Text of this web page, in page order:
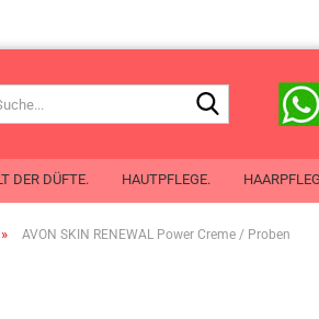
DER DÜFTE. HAUTPFLEGE.
» AVON SKIN RENEWAL Power Creme / Proben